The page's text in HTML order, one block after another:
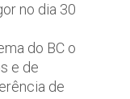
no dia 30
do BC o
e de
de